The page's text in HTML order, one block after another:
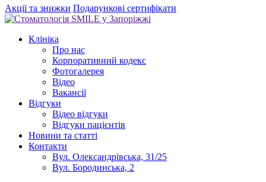
Акції та знижки Подарункові сертифікати
Клініка
Про нас
Корпоративний кодекс
Фотогалерея
Відео
Вакансії
Відгуки
Відео відгуки
Відгуки пацієнтів
Новини та статті
Контакти
Вул. Олександрівська, 31/25
Вул. Бородинська, 2